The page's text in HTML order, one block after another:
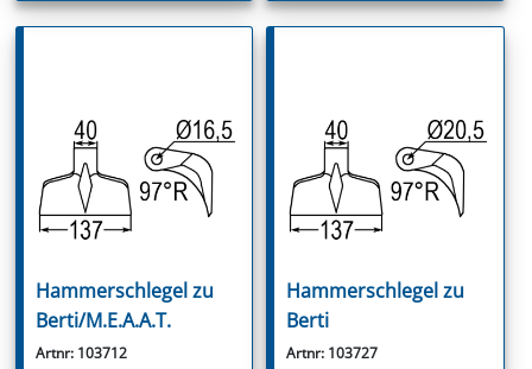
Hammerschlegel zu
Berti/M.E.A.A.T.
Artnr: 103712
Hammerschlegel zu
Berti
Artnr: 103727